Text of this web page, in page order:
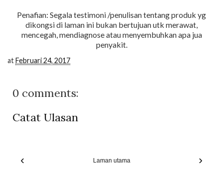
Penafian: Segala testimoni /penulisan tentang produk yg
dikongsi di laman ini bukan bertujuan utk merawat,
mencegah, mendiagnose atau menyembuhkan apa jua
penyakit.
atFebruari 24, 2017
0 comments:
Catat Ulasan
‹ ›
Laman utama